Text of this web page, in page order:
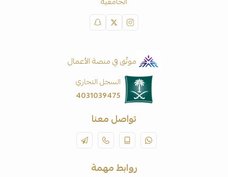
موثّق في منصة الأعمال
السجل التجاري
4031039475
تواصل معنا
روابط مهمة